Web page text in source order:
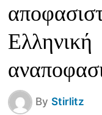
Ελληνική
By Stirlitz